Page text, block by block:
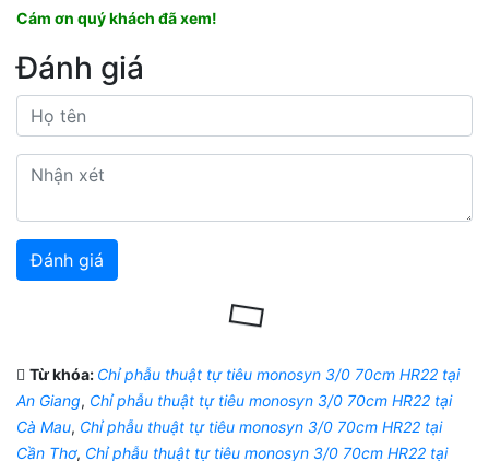
Cám ơn quý khách đã xem!
Đánh giá
Từ khóa: Chỉ phẫu thuật tự tiêu monosyn 3/0 70cm HR22 tại
An Giang, Chỉ phẫu thuật tự tiêu monosyn 3/0 70cm HR22 tại
Cà Mau, Chỉ phẫu thuật tự tiêu monosyn 3/0 70cm HR22 tại
Cần Thơ, Chỉ phẫu thuật tự tiêu monosyn 3/0 70cm HR22 tại